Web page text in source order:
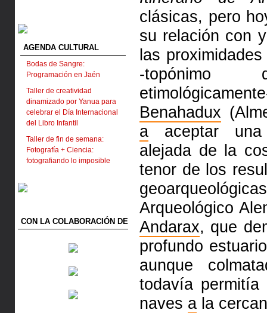
AGENDA CULTURAL
Bodas de Sangre:
Programación en Jaén
Taller de creatividad
dinamizado por Yanua para
celebrar el Día Internacional
del Libro Infantil
Taller de fin de semana:
Fotografía + Ciencia:
fotografiando lo imposible
CON LA COLABORACIÓN DE
clásicas, pero
su relación con
las
-
Benahadux
a aceptar una
alejada de la
tenor de los
Arqueológico
Andarax, que
profundo
aunque
todavía
naves a la